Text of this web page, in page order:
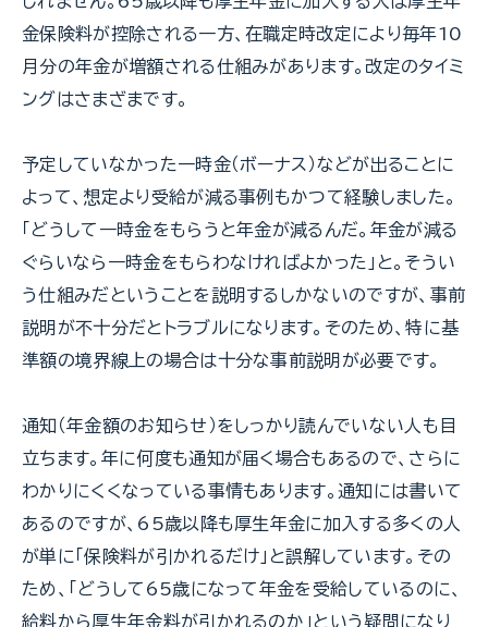
金保険料が控除される一方、在職定時改定により毎年10
月分の年金が増額される仕組みがあります。改定のタイミ
ングはさまざまです。
予定していなかった一時金（ボーナス）などが出ることに
よって、想定より受給が減る事例もかつて経験しました。
「どうして一時金をもらうと年金が減るんだ。年金が減る
ぐらいなら一時金をもらわなければよかった」と。そうい
う仕組みだということを説明するしかないのですが、事前
説明が不十分だとトラブルになります。そのため、特に基
準額の境界線上の場合は十分な事前説明が必要です。
通知（年金額のお知らせ）をしっかり読んでいない人も目
立ちます。年に何度も通知が届く場合もあるので、さらに
わかりにくくなっている事情もあります。通知には書いて
あるのですが、65歳以降も厚生年金に加入する多くの人
が単に「保険料が引かれるだけ」と誤解しています。その
ため、「どうして65歳になって年金を受給しているのに、
給料から厚生年金料が引かれるのか」という疑問になり